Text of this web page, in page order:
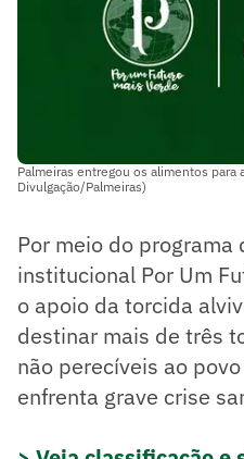
Palmeiras entregou os alimentos para
Divulgação/Palmeiras)
Por meio do
institucional Por Um
o apoio da torcida
destinar mais de três
não perecíveis ao
enfrenta grave crise